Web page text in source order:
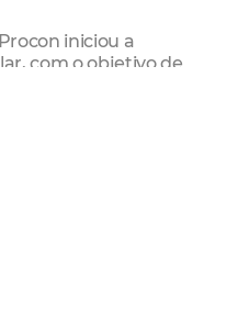
iniciou a
com o objetivo de